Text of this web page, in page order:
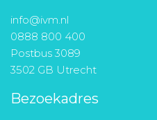
info@ivm.nl
0888 800 400
Postbus 3089
3502 GB Utrecht
Bezoekadres